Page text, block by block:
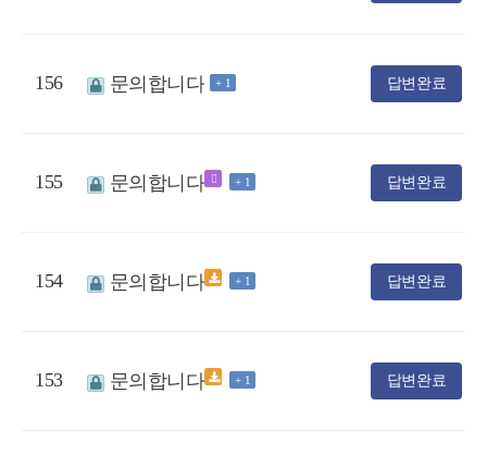
156 문의합니다 + 1 답변완료
155 문의합니다 + 1 답변완료
154 문의합니다 + 1 답변완료
153 문의합니다 + 1 답변완료